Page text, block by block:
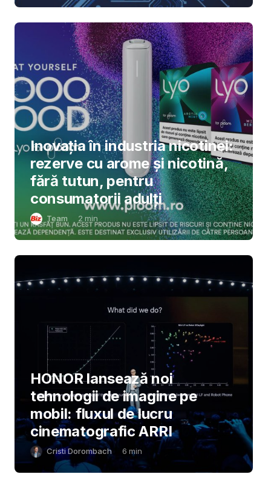
Inovația în industria nicotinei:
rezerve cu arome și nicotină,
fără tutun, pentru
consumatorii adulți
Team 2 min
HONOR lansează noi
tehnologii de imagine pe
mobil: fluxul de lucru
cinematografic ARRI
Cristi Dorombach 6 min